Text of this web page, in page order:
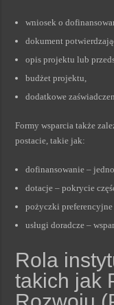
wniosek o
dokument
opis projektu lub
budżet projektu,
dodatkowe
Formy wsparcia także
postacie, takie jak:
dofinansowanie –
dotacje – pokrycie
pożyczki
usługi doradcze –
Rola
takich jak